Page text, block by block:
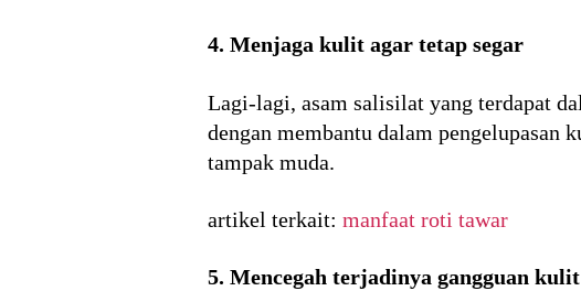
4. Menjaga kulit agar tetap segar
Lagi-lagi, asam salisilat yang terdapat
dengan membantu dalam
tampak muda.
artikel terkait: manfaat roti tawar
5. Mencegah terjadinya gangguan kulit